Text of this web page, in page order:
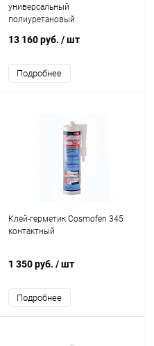
универсальный
полиуретановый
13 160 руб. / шт
Подробнее
Клей-герметик Cosmofen 345
контактный
1 350 руб. / шт
Подробнее